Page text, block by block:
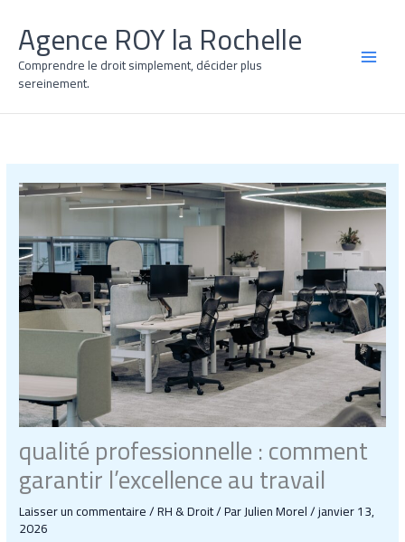
contenu
Agence ROY la Rochelle
Comprendre le droit simplement, décider plus
sereinement.
qualité professionnelle : comment
garantir l’excellence au travail
Laisser un commentaire/RH & Droit/ ParJulien Morel/janvier 13,
2026